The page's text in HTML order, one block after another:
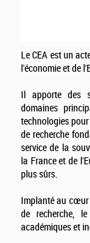
Le CEA est un
l'économie et de
Il apporte des
domaines
technologies
de recherche
service de la
la France et de
plus sûrs.
Implanté au cœur
de recherche,
académiques et